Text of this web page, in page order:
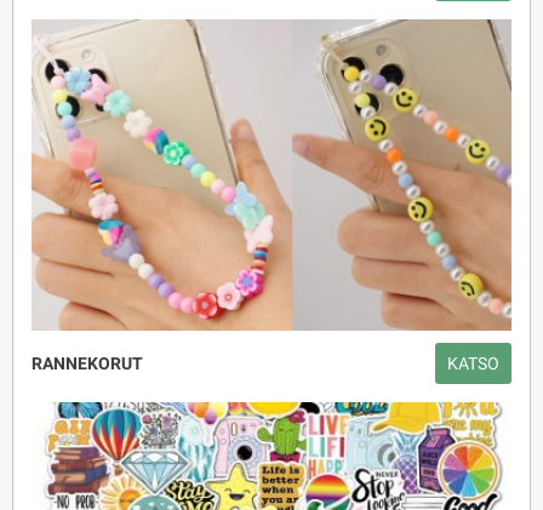
RANNEKORUT KATSO